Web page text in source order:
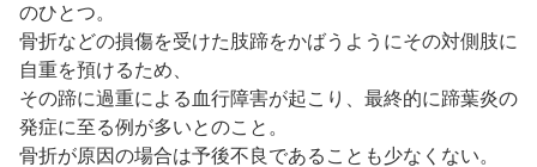
のひとつ。
骨折などの損傷を受けた肢蹄をかばうようにその対側肢に
自重を預けるため、
その蹄に過重による血行障害が起こり、最終的に蹄葉炎の
発症に至る例が多いとのこと。
骨折が原因の場合は予後不良であることも少なくない。